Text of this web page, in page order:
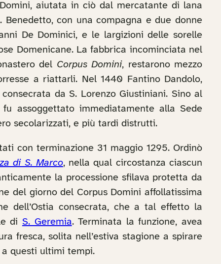
aiutata in ciò dal mercatante di lana
Benedetto, con una compagna e due donne
De Dominici, e le largizioni delle sorelle
Domenicane. La fabbrica incominciata nel
del Corpus Domini, restarono mezzo
a riattarli. Nel 1440 Fantino Dandolo,
da S. Lorenzo Giustiniani. Sino al
assoggettato immediatamente alla Sede
secolarizzati, e più tardi distrutti.
con terminazione 31 maggio 1295. Ordinò
di S. Marco, nella qual circostanza ciascun
la processione sfilava protetta da
del giorno del Corpus Domini affollatissima
dell’Ostia consecrata, che a tal effetto la
di S. Geremia. Terminata la funzione, avea
fresca, solita nell’estiva stagione a spirare
a questi ultimi tempi.